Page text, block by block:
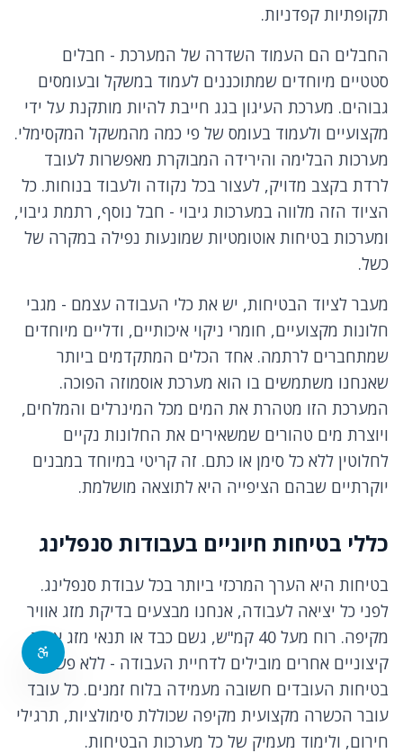
תקופתיות קפדניות.
החבלים הם העמוד השדרה של המערכת - חבלים
סטטיים מיוחדים שמתוכננים לעמוד במשקל ובעומסים
גבוהים. מערכת העיגון בגג חייבת להיות מותקנת על ידי
מקצועיים ולעמוד בעומס של פי כמה מהמשקל המקסימלי.
מערכות הבלימה והירידה המבוקרת מאפשרות לעובד
לרדת בקצב מדויק, לעצור בכל נקודה ולעבוד בנוחות. כל
הציוד הזה מלווה במערכות גיבוי - חבל נוסף, רתמת גיבוי,
ומערכות בטיחות אוטומטיות שמונעות נפילה במקרה של
כשל.
מעבר לציוד הבטיחות, יש את כלי העבודה עצמם - מגבי
חלונות מקצועיים, חומרי ניקוי איכותיים, ודליים מיוחדים
שמתחברים לרתמה. אחד הכלים המתקדמים ביותר
שאנחנו משתמשים בו הוא מערכת אוסמוזה הפוכה.
המערכת הזו מטהרת את המים מכל המינרלים והמלחים,
ויוצרת מים טהורים שמשאירים את החלונות נקיים
לחלוטין ללא כל סימן או כתם. זה קריטי במיוחד במבנים
יוקרתיים שבהם הציפייה היא לתוצאה מושלמת.
כללי בטיחות חיוניים בעבודות סנפלינג
בטיחות היא הערך המרכזי ביותר בכל עבודת סנפלינג.
לפני כל יציאה לעבודה, אנחנו מבצעים בדיקת מזג אוויר
מקיפה. רוח מעל 40 קמ"ש, גשם כבד או תנאי מזג אוויר
קיצוניים אחרים מובילים לדחיית העבודה - ללא פשרות.
בטיחות העובדים חשובה מעמידה בלוח זמנים. כל עובד
עובר הכשרה מקצועית מקיפה שכוללת סימולציות, תרגילי
חירום, ולימוד מעמיק של כל מערכות הבטיחות.